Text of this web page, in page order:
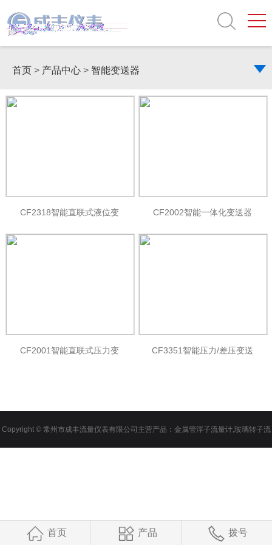
首页 > 产品中心 > 智能变送器
CF2318智能直联式液位变 CF2002智能一体化变送器
CF2001智能直联式压力变 CF3351智能压力/差压变送
Copyright © 常州市成丰流量仪表有限公司主营产品： 金属管浮子流量计,玻璃转子流
首页 产品 拨号